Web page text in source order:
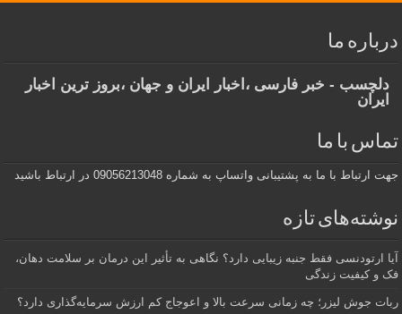
درباره ما
دلچسب - خبر فارسی ،اخبار ایران و جهان ،بروز ترین اخبار
ایران
تماس با ما
جهت ارتباط با ما به پشتیبانی واتساپ به شماره 09056213048 در ارتباط باشید
نوشته‌های تازه
آیا ارتودنسی فقط جنبه زیبایی دارد؟ نگاهی به تأثیر این درمان بر سلامت دهان،
فک و کیفیت زندگی
ربات جوش لیزر؛ چه زمانی سرعت بالا و اعوجاج کم ارزش سرمایه‌گذاری دارد؟